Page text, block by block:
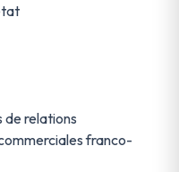
de relations
franco-